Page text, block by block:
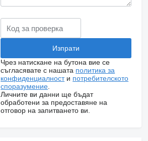
Чрез натискане на бутона вие се
съгласявате с нашата политика за
конфиденциалности потребителското
споразумение
Личните ви данни ще бъдат
обработени за предоставяне на
отговор на запитването ви.